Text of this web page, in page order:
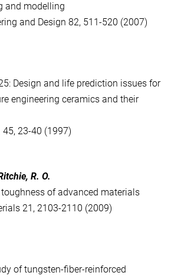
and modelling
and Design 82, 511-520 (2007)
Design and life prediction issues for
engineering ceramics and their
23-40 (1997)
R. O.
of advanced materials
21, 2103-2110 (2009)
of tungsten-fiber-reinforced